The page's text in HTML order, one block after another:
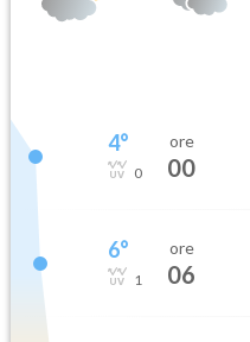
4°
0
ore
00
6°
1
ore
06